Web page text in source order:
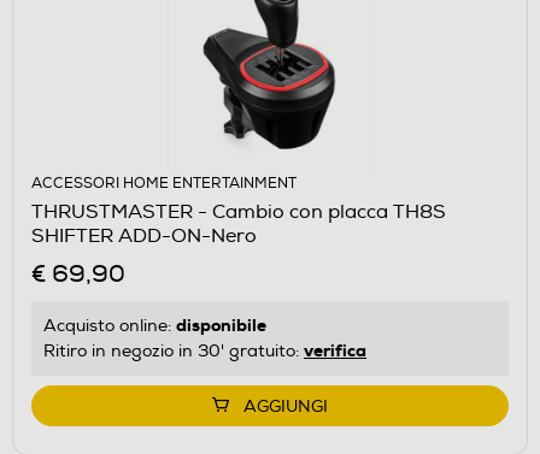
ACCESSORI HOME ENTERTAINMENT
THRUSTMASTER - Cambio con placca TH8S
SHIFTER ADD-ON-Nero
€ 69,90
Acquisto online: disponibile
Ritiro in negozio in 30' gratuito: verifica
AGGIUNGI